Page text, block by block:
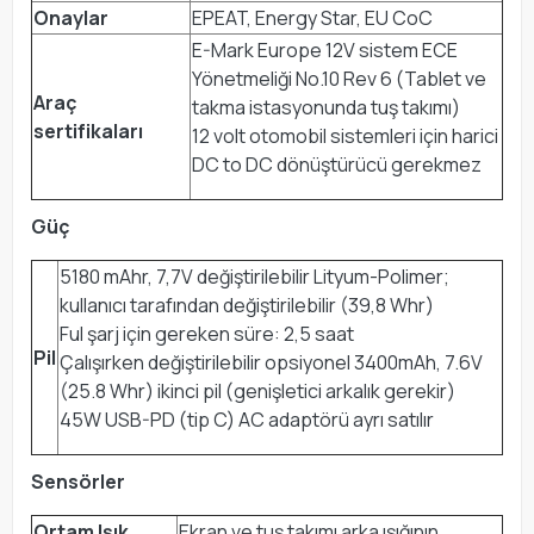
Onaylar
EPEAT, Energy Star, EU CoC
Araç
sertifikaları
E-Mark Europe 12V sistem ECE
Yönetmeliği No.10 Rev 6 (Tablet ve
takma istasyonunda tuş takımı)
12 volt otomobil sistemleri için harici
DC to DC dönüştürücü gerekmez
Güç
Pil
5180 mAhr, 7,7V değiştirilebilir Lityum-Polimer;
kullanıcı tarafından değiştirilebilir (39,8 Whr)
Ful şarj için gereken süre: 2,5 saat
Çalışırken değiştirilebilir opsiyonel 3400mAh, 7.6V
(25.8 Whr) ikinci pil (genişletici arkalık gerekir)
45W USB-PD (tip C) AC adaptörü ayrı satılır
Sensörler